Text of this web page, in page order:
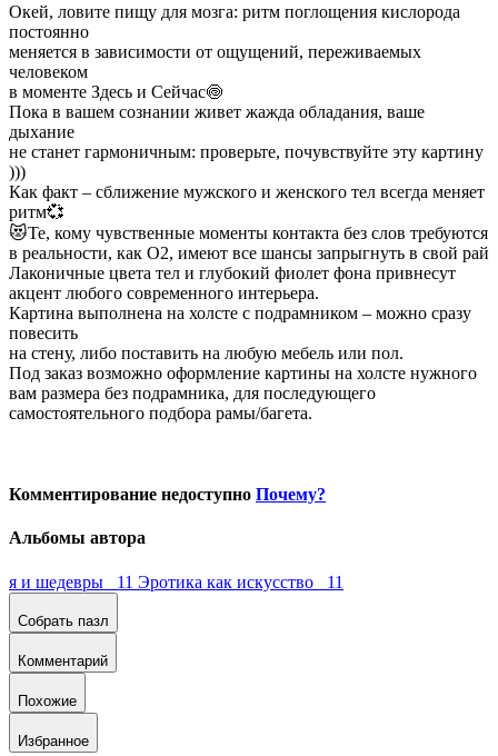
Окей, ловите пищу для мозга: ритм поглощения кислорода
постоянно
меняется в зависимости от ощущений, переживаемых
человеком
в моменте Здесь и Сейчас🍥
Пока в вашем сознании живет жажда обладания, ваше
дыхание
не станет гармоничным: проверьте, почувствуйте эту картину
)))
Как факт – сближение мужского и женского тел всегда меняет
ритм💞
😻Те, кому чувственные моменты контакта без слов требуются
в реальности, как О2, имеют все шансы запрыгнуть в свой рай
Лаконичные цвета тел и глубокий фиолет фона привнесут
акцент любого современного интерьера.
Картина выполнена на холсте с подрамником – можно сразу
повесить
на стену, либо поставить на любую мебель или пол.
Под заказ возможно оформление картины на холсте нужного
вам размера без подрамника, для последующего
самостоятельного подбора рамы/багета.
Комментирование недоступно Почему?
Альбомы автора
я и шедевры 11 Эротика как искусство 11
Собрать пазл
Комментарий
Похожие
Избранное